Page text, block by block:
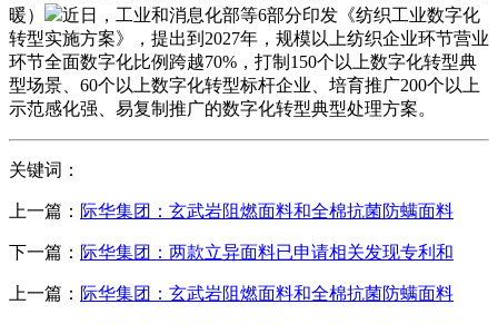
暖）
近日，工业和消息化部等6部分印发《纺织工业数字化
转型实施方案》，提出到2027年，规模以上纺织企业环节营业
环节全面数字化比例跨越70%，打制150个以上数字化转型典
型场景、60个以上数字化转型标杆企业、培育推广200个以上
示范感化强、易复制推广的数字化转型典型处理方案。
关键词：
上一篇： 际华集团：玄武岩阻燃面料和全棉抗菌防螨面料
下一篇： 际华集团：两款立异面料已申请相关发现专利和
上一篇： 际华集团：玄武岩阻燃面料和全棉抗菌防螨面料